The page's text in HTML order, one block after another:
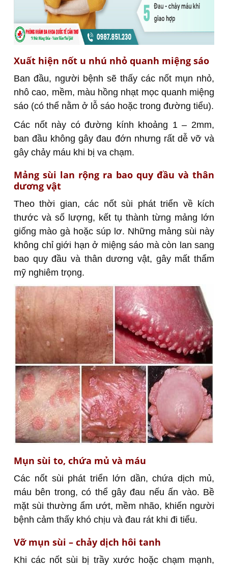
Xuất hiện nốt u nhú nhỏ quanh miệng sáo
Ban đầu, người bệnh sẽ thấy các nốt mụn nhỏ,
nhô cao, mềm, màu hồng nhạt mọc quanh miệng
sáo (có thể nằm ở lỗ sáo hoặc trong đường tiểu).
Các nốt này có đường kính khoảng 1 – 2mm,
ban đầu không gây đau đớn nhưng rất dễ vỡ và
gây chảy máu khi bị va chạm.
Mảng sùi lan rộng ra bao quy đầu và thân
dương vật
Theo thời gian, các nốt sùi phát triển về kích
thước và số lượng, kết tụ thành từng mảng lớn
giống mào gà hoặc súp lơ. Những mảng sùi này
không chỉ giới hạn ở miệng sáo mà còn lan sang
bao quy đầu và thân dương vật, gây mất thẩm
mỹ nghiêm trọng.
Mụn sùi to, chứa mủ và máu
Các nốt sùi phát triển lớn dần, chứa dịch mủ,
máu bên trong, có thể gây đau nếu ấn vào. Bề
mặt sùi thường ẩm ướt, mềm nhão, khiến người
bệnh cảm thấy khó chịu và đau rát khi đi tiểu.
Vỡ mụn sùi – chảy dịch hôi tanh
Khi các nốt sùi bị trầy xước hoặc chạm mạnh,